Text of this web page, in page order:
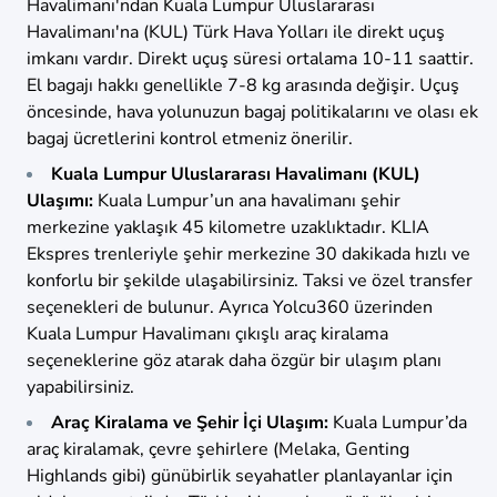
Havalimanı'ndan Kuala Lumpur Uluslararası
Havalimanı'na (KUL) Türk Hava Yolları ile direkt uçuş
imkanı vardır. Direkt uçuş süresi ortalama 10-11 saattir.
El bagajı hakkı genellikle 7-8 kg arasında değişir. Uçuş
öncesinde, hava yolunuzun bagaj politikalarını ve olası ek
bagaj ücretlerini kontrol etmeniz önerilir.
Kuala Lumpur Uluslararası Havalimanı (KUL)
Ulaşımı: Kuala Lumpur’un ana havalimanı şehir
merkezine yaklaşık 45 kilometre uzaklıktadır. KLIA
Ekspres trenleriyle şehir merkezine 30 dakikada hızlı ve
konforlu bir şekilde ulaşabilirsiniz. Taksi ve özel transfer
seçenekleri de bulunur. Ayrıca Yolcu360 üzerinden
Kuala Lumpur Havalimanı çıkışlı araç kiralama
seçeneklerine göz atarak daha özgür bir ulaşım planı
yapabilirsiniz.
Araç Kiralama ve Şehir İçi Ulaşım: Kuala Lumpur’da
araç kiralamak, çevre şehirlere (Melaka, Genting
Highlands gibi) günübirlik seyahatler planlayanlar için